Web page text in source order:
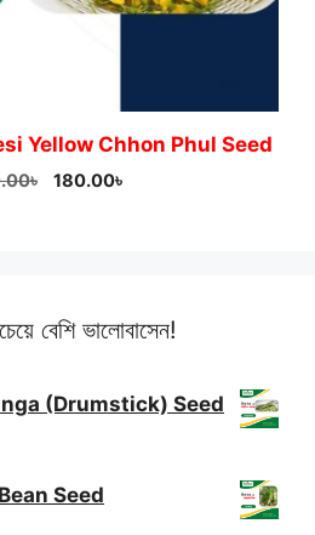
Yellow Chhon Phul Seed
৳
Original
180.00৳Current
বেশি ভালোবাসেন!
(Drumstick) Seed
Bean Seed